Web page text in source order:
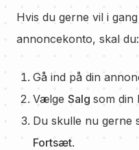
Hvis du gerne vil i
annoncekonto, skal du:
Gå ind på din
Vælge Salg som din
Du skulle nu gerne
Fortsæt.